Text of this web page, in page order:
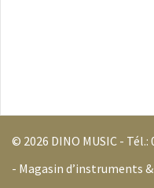
© 2026 DINO MUSIC - Tél.:
- Magasin d’instruments